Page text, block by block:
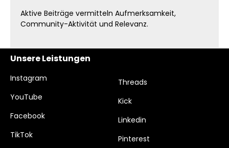
Aktive Beiträge vermitteln Aufmerksamkeit,
Community-Aktivität und Relevanz.
Unsere Leistungen
Instagram
YouTube
Facebook
TikTok
Threads
Kick
Linkedin
Pinterest